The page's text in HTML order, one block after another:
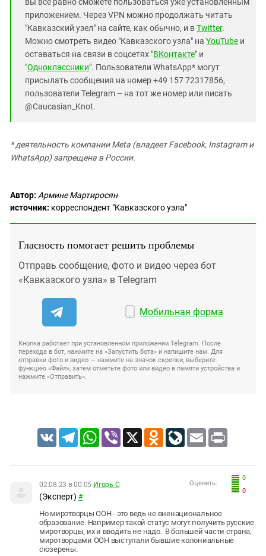
приложением. Через VPN можно продолжать читать
"Кавказский узел" на сайте, как обычно, и вTwitter.
Можно смотреть видео "Кавказского узла" на YouTube и
оставаться на связи в соцсетях "ВКонтакте" и
"Одноклассники". Пользователи WhatsApp* могут
присылать сообщения на номер +49 157 72317856,
пользователи Telegram – на тот же номер или писать
@Caucasian_Knot.
* деятельность компании Meta (владеет Facebook, Instagram и
WhatsApp) запрещена в России.
Автор: Армине Мартиросян
источник: корреспондент "Кавказского узла"
Гласность помогает решить проблемы
Отправь сообщение, фото и видео через бот
«Кавказского узла» в Telegram
Мобильная форма
Кнопка работает при установленном приложении Telegram. После
перехода в бот, нажмите на «Запустить бота» и напишите нам. Для
отправки фото и видео — нажмите на значок скрепки, выберите
функцию «Файл», затем отметьте фото или видео в памяти устройства и
нажмите «Отправить».
VK TelegramWhatsApp
Viber X Odnoklassniki
LiveJournal
Email Print
0
0
Оценить:
02.08.23 в 00:05 Игорь С
(Эксперт) #
Но миротворцы ООН - это ведь не вненациональное
образование. Например такой статус могут получить русские
миротворцы, их и вводить не надо. В большей части страна,
миротворцами ООН выступали бывшие колониальные
сюзерены.